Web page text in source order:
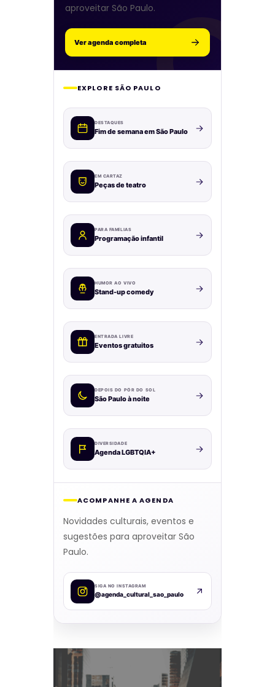
aproveitar São Paulo.
Ver agenda completa
EXPLORE SÃO PAULO
DESTAQUES
Fim de semana em São Paulo
EM CARTAZ
Peças de teatro
PARA FAMÍLIAS
Programação infantil
HUMOR AO VIVO
Stand-up comedy
ENTRADA LIVRE
Eventos gratuitos
DEPOIS DO PÔR DO SOL
São Paulo à noite
DIVERSIDADE
Agenda LGBTQIA+
ACOMPANHE A AGENDA
Novidades culturais, eventos e
sugestões para aproveitar São
Paulo.
SIGA NO INSTAGRAM
@agenda_cultural_sao_paulo